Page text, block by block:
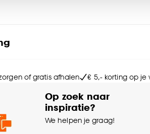
of gratis afhalen € 5,- korting op
Op zoek naar
inspiratie?
We helpen je graag!